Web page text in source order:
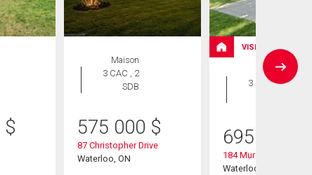
$
Maison
3 CAC , 2
SDB
575 000 $
87 Christopher Drive
Waterloo, ON
VISITE LIBRE
Maison
3 CAC , 2
695 500
184 Murdock Avenue
Waterloo, ON